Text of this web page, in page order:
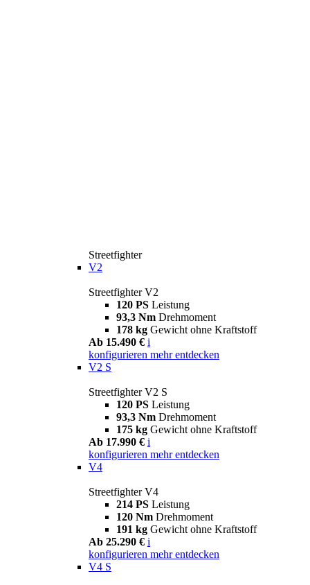
Streetfighter
V2
Streetfighter V2
120 PS Leistung
93,3 Nm Drehmoment
178 kg Gewicht ohne Kraftstoff
Ab 15.490 € i
konfigurieren mehr entdecken
V2 S
Streetfighter V2 S
120 PS Leistung
93,3 Nm Drehmoment
175 kg Gewicht ohne Kraftstoff
Ab 17.990 € i
konfigurieren mehr entdecken
V4
Streetfighter V4
214 PS Leistung
120 Nm Drehmoment
191 kg Gewicht ohne Kraftstoff
Ab 25.290 € i
konfigurieren mehr entdecken
V4 S